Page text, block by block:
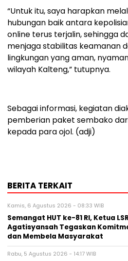
“Untuk itu, saya harapkan
hubungan baik antara
online terus terjalin, sehingga
menjaga stabilitas keamanan
lingkungan yang aman,
wilayah Kalteng,” tutupnya.
Sebagai informasi, kegiatan
pemberian paket sembako
kepada para ojol. (adji)
BERITA TERKAIT
Kamis, 6 Agustus 2026 - 08:33 WIB
Semangat HUT ke-81 RI, Ketua
Agatisyansah Tegaskan
dan Membela Masyarakat
Rabu, 5 Agustus 2026 - 14:17 WIB